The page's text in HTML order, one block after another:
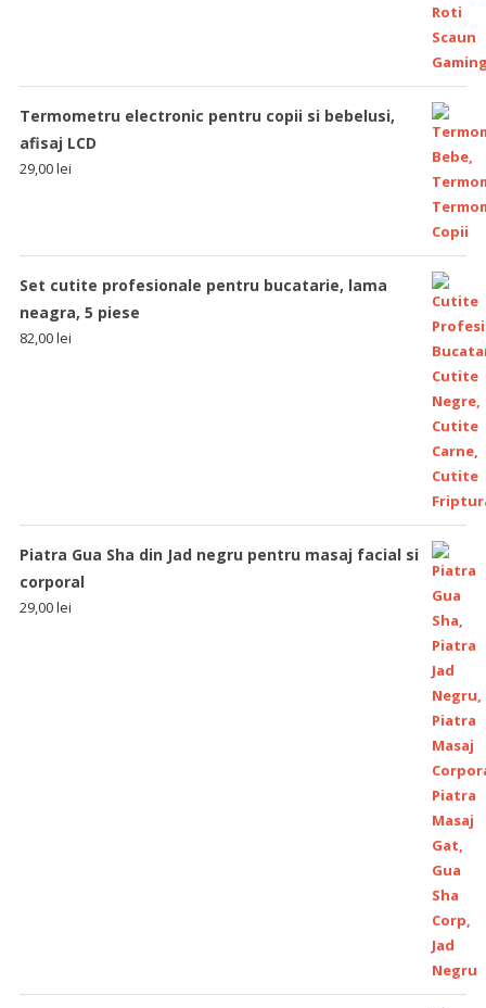
Termometru electronic pentru copii si bebelusi,
afisaj LCD
29,00lei
Set cutite profesionale pentru bucatarie, lama
neagra, 5 piese
82,00lei
Piatra Gua Sha din Jad negru pentru masaj facial si
corporal
29,00lei